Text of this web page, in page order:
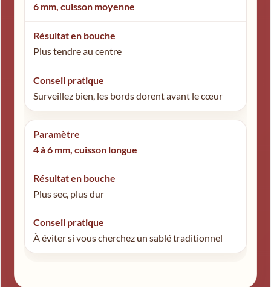
6 mm, cuisson moyenne
Plus tendre au centre
Surveillez bien, les bords dorent avant le cœur
4 à 6 mm, cuisson longue
Plus sec, plus dur
À éviter si vous cherchez un sablé traditionnel